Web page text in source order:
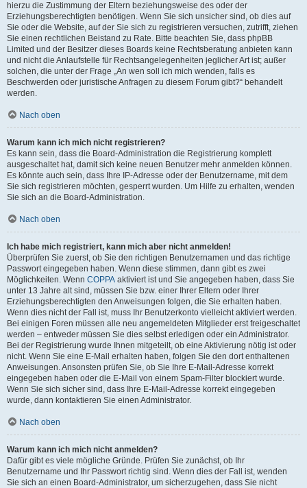
hierzu die Zustimmung der Eltern beziehungsweise des oder der
Erziehungsberechtigten benötigen. Wenn Sie sich unsicher sind, ob dies auf
Sie oder die Website, auf der Sie sich zu registrieren versuchen, zutrifft, ziehen
Sie einen rechtlichen Beistand zu Rate. Bitte beachten Sie, dass phpBB
Limited und der Besitzer dieses Boards keine Rechtsberatung anbieten kann
und nicht die Anlaufstelle für Rechtsangelegenheiten jeglicher Art ist; außer
solchen, die unter der Frage „An wen soll ich mich wenden, falls es
Beschwerden oder juristische Anfragen zu diesem Forum gibt?“ behandelt
werden.
Nach oben
Warum kann ich mich nicht registrieren?
Es kann sein, dass die Board-Administration die Registrierung komplett
ausgeschaltet hat, damit sich keine neuen Benutzer mehr anmelden können.
Es könnte auch sein, dass Ihre IP-Adresse oder der Benutzername, mit dem
Sie sich registrieren möchten, gesperrt wurden. Um Hilfe zu erhalten, wenden
Sie sich an die Board-Administration.
Nach oben
Ich habe mich registriert, kann mich aber nicht anmelden!
Überprüfen Sie zuerst, ob Sie den richtigen Benutzernamen und das richtige
Passwort eingegeben haben. Wenn diese stimmen, dann gibt es zwei
Möglichkeiten. Wenn COPPA aktiviert ist und Sie angegeben haben, dass Sie
unter 13 Jahre alt sind, müssen Sie bzw. einer Ihrer Eltern oder Ihrer
Erziehungsberechtigten den Anweisungen folgen, die Sie erhalten haben.
Wenn dies nicht der Fall ist, muss Ihr Benutzerkonto vielleicht aktiviert werden.
Bei einigen Foren müssen alle neu angemeldeten Mitglieder erst freigeschaltet
werden – entweder müssen Sie dies selbst erledigen oder ein Administrator.
Bei der Registrierung wurde Ihnen mitgeteilt, ob eine Aktivierung nötig ist oder
nicht. Wenn Sie eine E-Mail erhalten haben, folgen Sie den dort enthaltenen
Anweisungen. Ansonsten prüfen Sie, ob Sie Ihre E-Mail-Adresse korrekt
eingegeben haben oder die E-Mail von einem Spam-Filter blockiert wurde.
Wenn Sie sich sicher sind, dass Ihre E-Mail-Adresse korrekt eingegeben
wurde, dann kontaktieren Sie einen Administrator.
Nach oben
Warum kann ich mich nicht anmelden?
Dafür gibt es viele mögliche Gründe. Prüfen Sie zunächst, ob Ihr
Benutzername und Ihr Passwort richtig sind. Wenn dies der Fall ist, wenden
Sie sich an einen Board-Administrator, um sicherzugehen, dass Sie nicht